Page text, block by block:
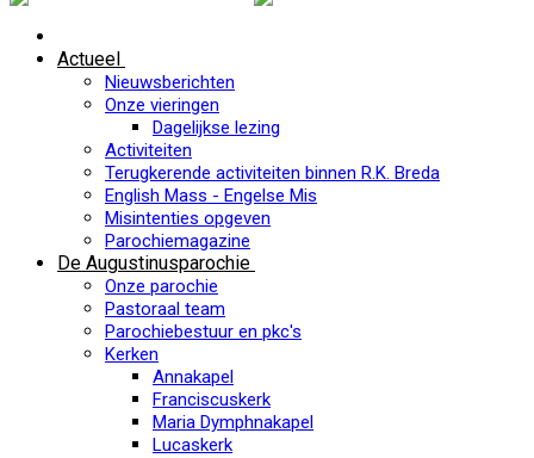
Actueel
Nieuwsberichten
Onze vieringen
Dagelijkse lezing
Activiteiten
Terugkerende activiteiten binnen R.K. Breda
English Mass - Engelse Mis
Misintenties opgeven
Parochiemagazine
De Augustinusparochie
Onze parochie
Pastoraal team
Parochiebestuur en pkc's
Kerken
Annakapel
Franciscuskerk
Maria Dymphnakapel
Lucaskerk